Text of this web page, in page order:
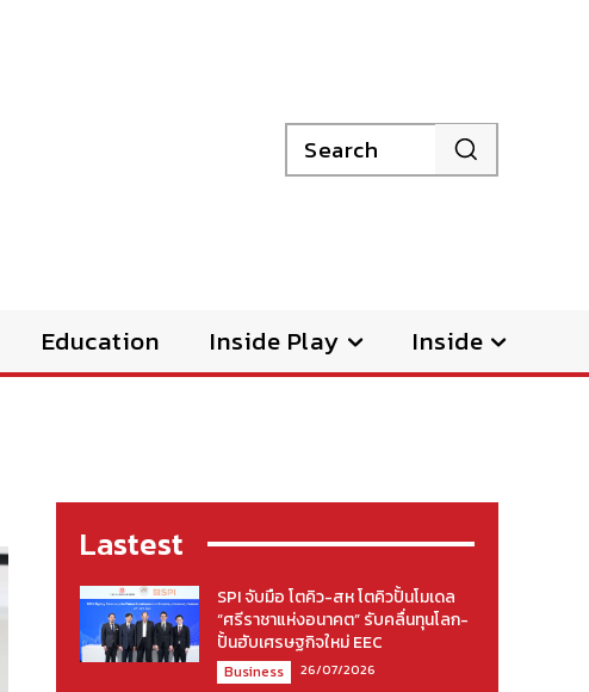
Search
Education Inside Play Inside
Lastest
SPI จับมือ โตคิว-สห โตคิวปั้นโมเดล
“ศรีราชาแห่งอนาคต” รับคลื่นทุนโลก-
ปั้นฮับเศรษฐกิจใหม่ EEC
Business 26/07/2026